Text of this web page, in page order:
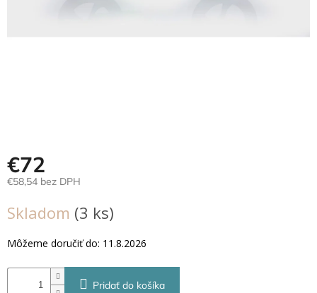
€72
€58,54 bez DPH
cena:
Skladom (3 ks)
Môžeme doručiť do: 11.8.2026
Pridať do košíka